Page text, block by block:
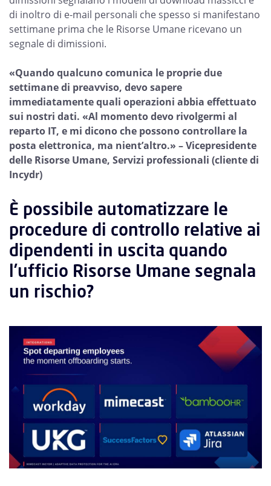
di inoltro di e-mail personali che spesso si manifestano
settimane prima che le Risorse Umane ricevano un
segnale di dimissioni.
«Quando qualcuno comunica le proprie due
settimane di preavviso, devo sapere
immediatamente quali operazioni abbia effettuato
sui nostri dati. «Al momento devo rivolgermi al
reparto IT, e mi dicono che possono controllare la
posta elettronica, ma nient’altro.» – Vicepresidente
delle Risorse Umane, Servizi professionali (cliente di
Incydr)
È possibile automatizzare le
procedure di controllo relative ai
dipendenti in uscita quando
l’ufficio Risorse Umane segnala
un rischio?